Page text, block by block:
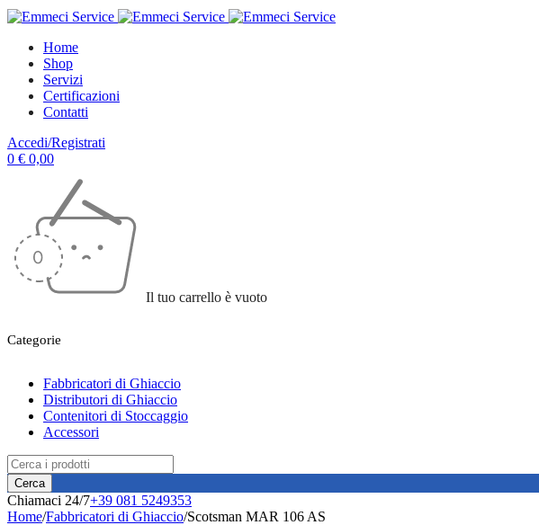
Home
Shop
Servizi
Certificazioni
Contatti
Accedi/Registrati
0 € 0,00
Il tuo carrello è vuoto
Categorie
Fabbricatori di Ghiaccio
Distributori di Ghiaccio
Contenitori di Stoccaggio
Accessori
Chiamaci 24/7+39 081 5249353
Home/Fabbricatori di Ghiaccio/Scotsman MAR 106 AS